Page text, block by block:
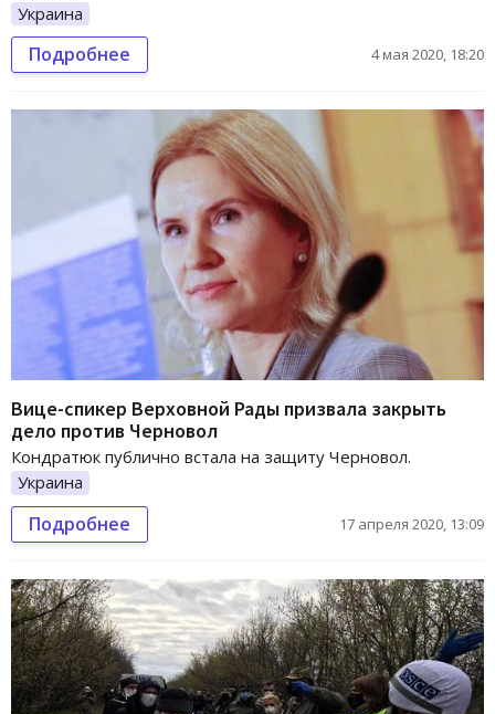
Украина
Подробнее 4 мая 2020, 18:20
Вице-спикер Верховной Рады призвала закрыть
дело против Черновол
Кондратюк публично встала на защиту Черновол.
Украина
Подробнее 17 апреля 2020, 13:09